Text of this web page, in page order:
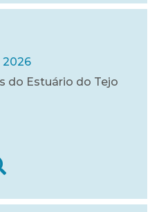
2026
do Estuário do Tejo